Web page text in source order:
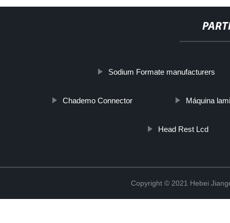
Sodium Formate manufacturers
Chademo Connector Máquina
Head Rest Lcd
Copyright © 2021 Hebei